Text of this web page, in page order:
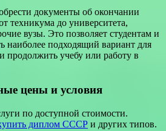
документы об окончании
техникума до университета,
вузы. Это позволяет студентам и
наиболее подходящий вариант для
продолжить учебу или работу в
цены и условия
по доступной стоимости.
диплом СССР и других типов.